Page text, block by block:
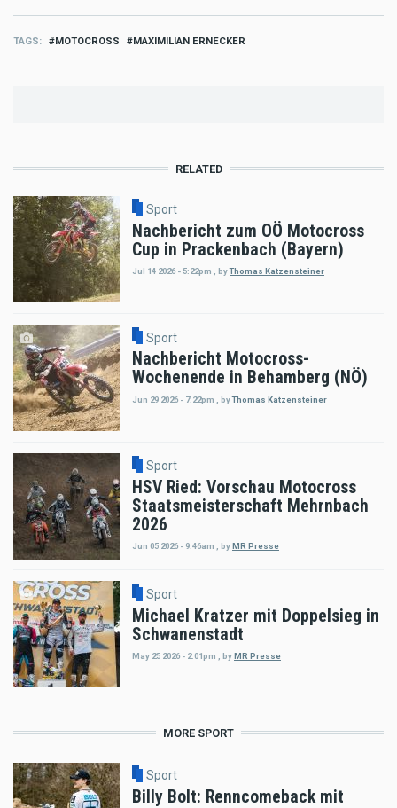
TAGS MOTOCROSS MAXIMILIAN ERNECKER
RELATED
Sport
Nachbericht zum OÖ Motocross
Cup in Prackenbach (Bayern)
Jul 14 2026 - 5:22pm byThomas Katzensteiner
Sport
Nachbericht Motocross-
Wochenende in Behamberg (NÖ)
Jun 29 2026 - 7:22pm byThomas Katzensteiner
Sport
HSV Ried: Vorschau Motocross
Staatsmeisterschaft Mehrnbach
2026
Jun 05 2026 - 9:46am , by MR Presse
Sport
Michael Kratzer mit Doppelsieg in
Schwanenstadt
May 25 2026 - 2:01pm , byMR Presse
MORE SPORT
Sport
Billy Bolt: Renncomeback mit